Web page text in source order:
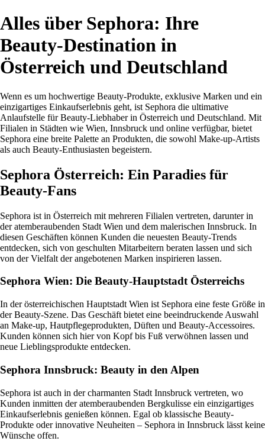
Alles über Sephora: Ihre
Beauty-Destination in
Österreich und Deutschland
Wenn es um hochwertige Beauty-Produkte, exklusive Marken und ein
einzigartiges Einkaufserlebnis geht, ist Sephora die ultimative
Anlaufstelle für Beauty-Liebhaber in Österreich und Deutschland. Mit
Filialen in Städten wie Wien, Innsbruck und online verfügbar, bietet
Sephora eine breite Palette an Produkten, die sowohl Make-up-Artists
als auch Beauty-Enthusiasten begeistern.
Sephora Österreich: Ein Paradies für
Beauty-Fans
Sephora ist in Österreich mit mehreren Filialen vertreten, darunter in
der atemberaubenden Stadt Wien und dem malerischen Innsbruck. In
diesen Geschäften können Kunden die neuesten Beauty-Trends
entdecken, sich von geschulten Mitarbeitern beraten lassen und sich
von der Vielfalt der angebotenen Marken inspirieren lassen.
Sephora Wien: Die Beauty-Hauptstadt Österreichs
In der österreichischen Hauptstadt Wien ist Sephora eine feste Größe in
der Beauty-Szene. Das Geschäft bietet eine beeindruckende Auswahl
an Make-up, Hautpflegeprodukten, Düften und Beauty-Accessoires.
Kunden können sich hier von Kopf bis Fuß verwöhnen lassen und
neue Lieblingsprodukte entdecken.
Sephora Innsbruck: Beauty in den Alpen
Sephora ist auch in der charmanten Stadt Innsbruck vertreten, wo
Kunden inmitten der atemberaubenden Bergkulisse ein einzigartiges
Einkaufserlebnis genießen können. Egal ob klassische Beauty-
Produkte oder innovative Neuheiten – Sephora in Innsbruck lässt keine
Wünsche offen.